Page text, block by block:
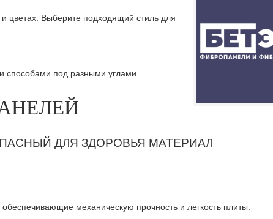
цветах. Выберите подходящий стиль для
под разными углами.
ДЛЯ ЗДОРОВЬЯ МАТЕРИАЛ
механическую прочность и легкость плиты.